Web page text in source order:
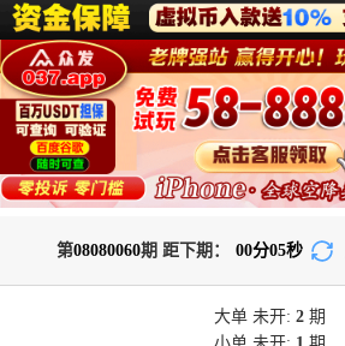
第08080060期 距下期： 00分05秒
大单 未开: 2期